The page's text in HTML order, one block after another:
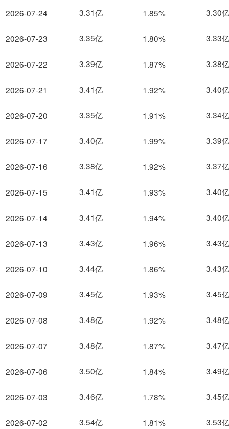
2026-07-24
2026-07-23
2026-07-22
2026-07-21
2026-07-20
2026-07-17
2026-07-16
2026-07-15
2026-07-14
2026-07-13
2026-07-10
2026-07-09
2026-07-08
2026-07-07
2026-07-06
2026-07-03
2026-07-02
3.31亿 1.85% 3.30亿
3.35亿 1.80% 3.33亿
3.39亿 1.87% 3.38亿
3.41亿 1.92% 3.40亿
3.35亿 1.91% 3.34亿
3.40亿 1.99% 3.39亿
3.38亿 1.92% 3.37亿
3.41亿 1.93% 3.40亿
3.41亿 1.94% 3.40亿
3.43亿 1.96% 3.43亿
3.44亿 1.86% 3.43亿
3.45亿 1.93% 3.45亿
3.48亿 1.92% 3.48亿
3.48亿 1.87% 3.47亿
3.50亿 1.84% 3.49亿
3.46亿 1.78% 3.45亿
3.54亿 1.81% 3.53亿